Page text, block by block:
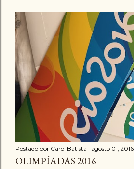
Postado por Carol Batista agosto 01, 2016
OLIMPÍADAS 2016